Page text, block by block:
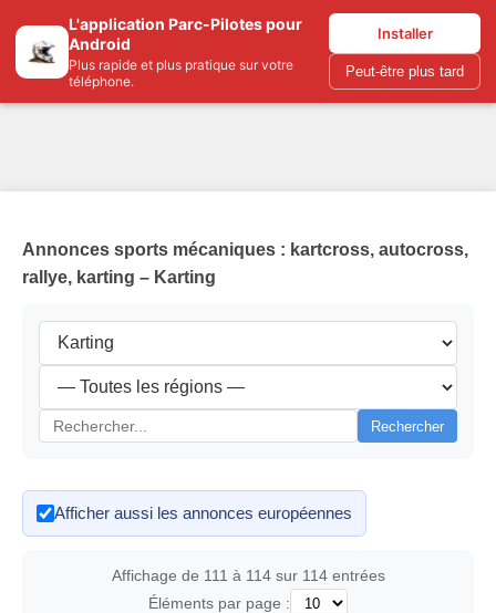
L'application Parc-Pilotes pour
Android
Plus rapide et plus pratique sur votre
téléphone.
Installer
Peut-être plus tard
Parc-pilotes.com
Annonces sports mécaniques : kartcross, autocross,
rallye, karting – Karting
Rechercher
Afficher aussi les annonces européennes
Affichage de 111 à 114 sur 114 entrées
Éléments par page :